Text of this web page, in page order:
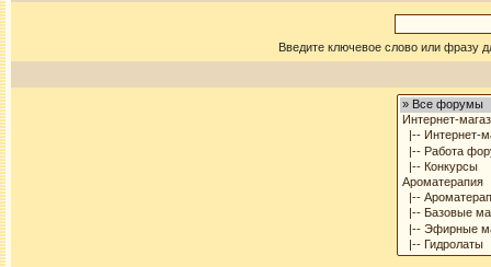
Введите ключевое слово или фразу